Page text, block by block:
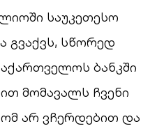
საუკეთესო
გვაქვს, სწორედ
ბანკში
მომავალს ჩვენი
არ ვჩერდებით და